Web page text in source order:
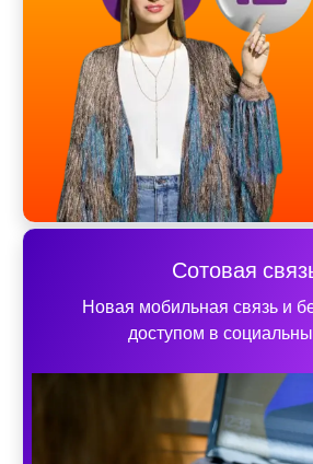
Сотовая
Новая мобильная связь и
доступом в